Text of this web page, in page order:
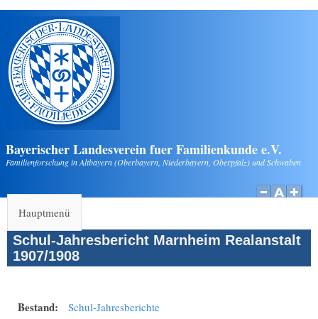
Direkt zum Inhalt
Bayerischer Landesverein fuer Familienkunde e.V.
Familienforschung in Altbayern (Oberbayern, Niederbayern, Oberpfalz) und Schwaben
Hauptmenü
Schul-Jahresbericht Marnheim Realanstalt
1907/1908
Bestand: Schul-Jahresberichte